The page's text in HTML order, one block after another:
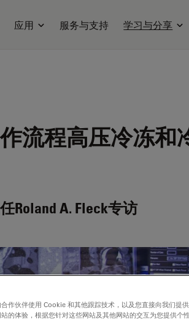
应用 服务与支持 学习与分享
流程高压冷冻和
Roland A. Fleck专访
作伙伴使用 Cookie 和其他跟踪技术，以及您直接向我们提
的体验，根据您针对这些网站及其他网站的交互为您提供个